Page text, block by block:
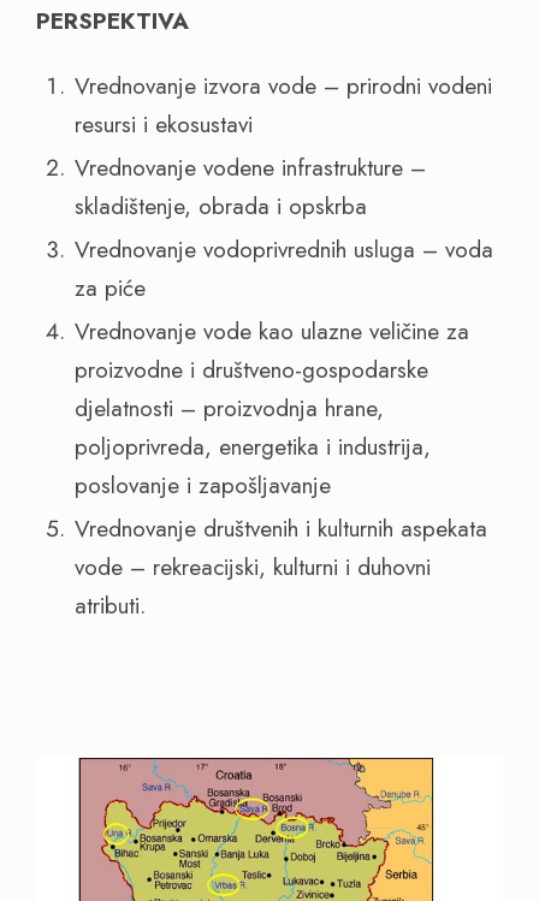
PERSPEKTIVA
Vrednovanje izvora vode – prirodni vodeni
resursi i ekosustavi
Vrednovanje vodene infrastrukture –
skladištenje, obrada i opskrba
Vrednovanje vodoprivrednih usluga – voda
za piće
Vrednovanje vode kao ulazne veličine za
proizvodne i društveno-gospodarske
djelatnosti – proizvodnja hrane,
poljoprivreda, energetika i industrija,
poslovanje i zapošljavanje
Vrednovanje društvenih i kulturnih aspekata
vode – rekreacijski, kulturni i duhovni
atributi.